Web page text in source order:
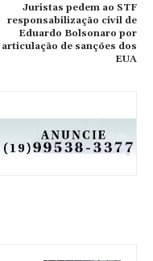
Juristas pedem ao STF
responsabilização civil de
Eduardo Bolsonaro por
articulação de sanções dos
EUA